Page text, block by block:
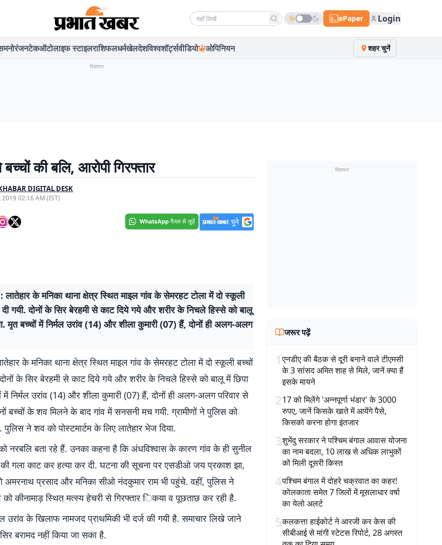
Search news ePaper Login
मनोरंजनटेकऑटोलाइफ स्टाइलराशिफलधर्मखेलदेशविश्वशॉर्ट्सवीडियो ओपिनियन शहर चुनें
विज्ञापन
बच्चों की बलि, आरोपी गिरफ्तार
DIGITAL DESK
2019 02:16 AM (IST)
लातेहार के मनिका थाना क्षेत्र स्थित माइल गांव के सेमरहट टोला में दो स्कूली
दी गयी. दोनों के सिर बेरहमी से काट दिये गये और शरीर के निचले हिस्से को बालू
मृत बच्चों में निर्मल उरांव (14) और शीला कुमारी (07) हैं, दोनों ही अलग-अलग
के मनिका थाना क्षेत्र स्थित माइल गांव के सेमरहट टोला में दो स्कूली बच्चों
के सिर बेरहमी से काट दिये गये और शरीर के निचले हिस्से को बालू में छिपा
में निर्मल उरांव (14) और शीला कुमारी (07) हैं, दोनों ही अलग-अलग परिवार से
बच्चों के शव मिलने के बाद गांव में सनसनी मच गयी. ग्रामीणों ने पुलिस को
ने शव को पोस्टमार्टम के लिए लातेहार भेज दिया.
नरबलि बता रहे हैं. उनका कहना है कि अंधविश्वास के कारण गांव के ही सुनील
की गला काट कर हत्या कर दी. घटना की सूचना पर एसडीओ जय प्रकाश झा,
अमरनाथ प्रसाद और मनिका सीओ नंदकुमार राम भी पहुंचे. वहीं, पुलिस ने
को कीनामाड़ स्थित मत्स्य हेचरी से गिरफ्तार िकया व पूछताछ कर रही है.
उरांव के खिलाफ नामजद प्राथमिकी भी दर्ज की गयी है. समाचार लिखे जाने
बरामद नहीं किया जा सका है.
विज्ञापन
जरूर पढ़ें
1एनडीए की बैठक से दूरी बनाने वाले टीएमसी
के 3 सांसद अमित शाह से मिले, जानें क्या हैं
इसके मायने
217 को मिलेंगे 'अन्नपूर्णा भंडार' के 3000
रुपए, जानें किसके खाते में आयेंगे पैसे,
किसको करना होगा इंतजार
3शुभेंदु सरकार ने पश्चिम बंगाल आवास योजना
का नाम बदला, 10 लाख से अधिक लाभुकों
को मिली दूसरी किस्त
4पश्चिम बंगाल में दोहरे चक्रवात का कहर!
कोलकाता समेत 7 जिलों में मूसलाधार वर्षा
का येलो अलर्ट
5कलकत्ता हाईकोर्ट ने आरजी कर केस की
सीबीआई से मांगी स्टेटस रिपोर्ट, 28 अगस्त